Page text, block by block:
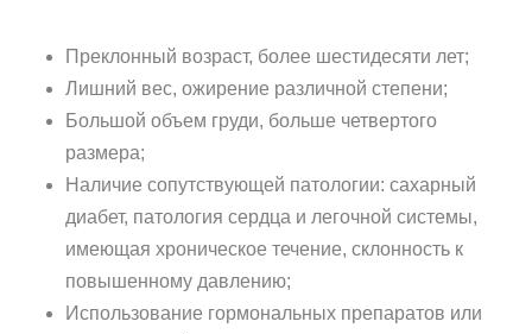
Преклонный возраст, более шестидесяти лет;
Лишний вес, ожирение различной степени;
Большой объем груди, больше четвертого
размера;
Наличие сопутствующей патологии: сахарный
диабет, патология сердца и легочной системы,
имеющая хроническое течение, склонность к
повышенному давлению;
Использование гормональных препаратов или